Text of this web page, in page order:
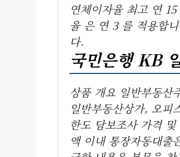
연체이자율 최고 연
율 은 연 3 를 적용합
다.
국민은행 KB
상품 개요 일반부동산
일반부동산상가, 오피
한도 담보조사 가격
액 이내 통장자동대출